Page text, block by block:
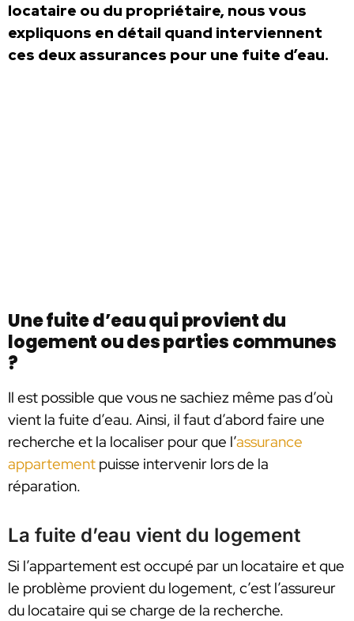
locataire ou du propriétaire, nous vous
expliquons en détail quand interviennent
ces deux assurances pour une fuite d’eau.
Une fuite d’eau qui provient du
logement ou des parties communes
?
Il est possible que vous ne sachiez même pas d’où
vient la fuite d’eau. Ainsi, il faut d’abord faire une
recherche et la localiser pour que l’assurance
appartement puisse intervenir lors de la
réparation.
La fuite d’eau vient du logement
Si l’appartement est occupé par un locataire et que
le problème provient du logement, c’est l’assureur
du locataire qui se charge de la recherche.